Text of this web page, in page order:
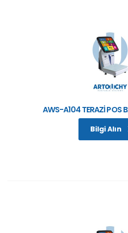
AWS-A104 TERAZİ POS
Bilgi Alın